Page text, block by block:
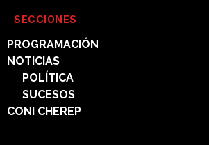
SECCIONES
PROGRAMACIÓN
NOTICIAS
POLÍTICA
SUCESOS
CONI CHEREP